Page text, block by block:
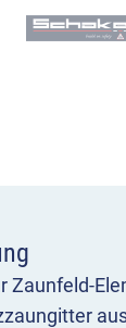
Zaunfeld-